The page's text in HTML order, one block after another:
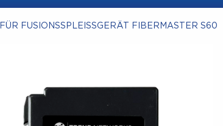
FUSIONSSPLEISSGERÄT FIBERMASTER S60